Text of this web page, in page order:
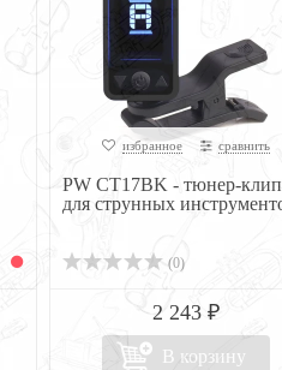
избранное сравнить
PW CT17BK - тюнер-
для струнных
(0)
2 243 ₽
В корзину